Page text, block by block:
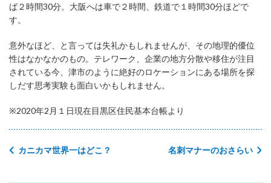
ば２時間30分。大阪へは車で２時間、鉄道で１時間30分ほどで
す。
意外なほど、と言っては失礼かもしれませんが、その地理的優位
性はなかなかのもの。テレワーク、企業の地方分散や移住が注目
されている今、津市のように絶好のロケーションにある場所を探
しだす思考実験も面白いかもしれません。
※2020年2月１日現在目黒区住民基本台帳より
名刺マナーのおさらい
カニカマ世界一はどこ？